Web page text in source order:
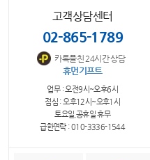
고객상담센터
02-865-1789
카톡플친 24시간 상담
휴먼기프트
업무 : 오전9시~오후6시
점심 : 오후12시~오후1시
토요일,공휴일 휴무
급한연락 : 010-3336-1544